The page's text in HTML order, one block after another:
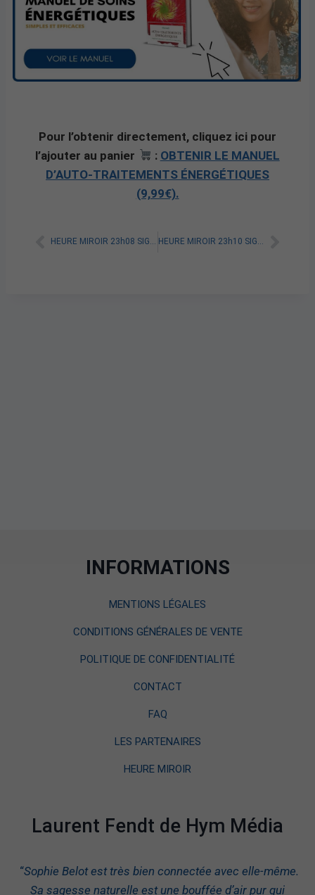
Pour l’obtenir directement, cliquez ici pour
l’ajouter au panier
: OBTENIR LE MANUEL
D’AUTO-TRAITEMENTS ÉNERGÉTIQUES
(9,99€).
HEURE MIROIR 23h08 SIGNIFICATION SPIRITUELLE [A LIRE] HEURE MIROIR 23h10 SIGNIFICATION SPIRITUELLE [A LIRE]
INFORMATIONS
MENTIONS LÉGALES
CONDITIONS GÉNÉRALES DE VENTE
POLITIQUE DE CONFIDENTIALITÉ
CONTACT
FAQ
LES PARTENAIRES
HEURE MIROIR
Laurent Fendt de Hym Média
“Sophie Belot est très bien connectée avec elle-même.
Sa sagesse naturelle est une bouffée d’air pur qui